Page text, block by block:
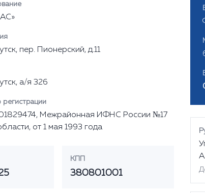
пер. Пионерский, д.11
а/я 326
регистрации
Межрайонная ИФНС России №17
от 1 мая 1993 года
КПП
380801001